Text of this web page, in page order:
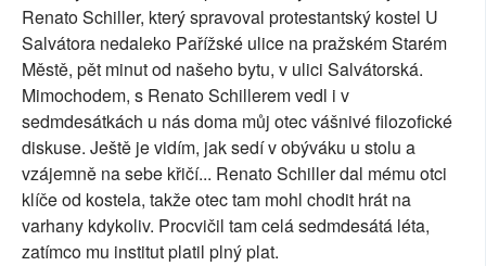
Renato Schiller, který spravoval protestantský kostel U
Salvátora nedaleko Pařížské ulice na pražském Starém
Městě, pět minut od našeho bytu, v ulici Salvátorská.
Mimochodem, s Renato Schillerem vedl i v
sedmdesátkách u nás doma můj otec vášnivé filozofické
diskuse. Ještě je vidím, jak sedí v obýváku u stolu a
vzájemně na sebe křičí... Renato Schiller dal mému otci
klíče od kostela, takže otec tam mohl chodit hrát na
varhany kdykoliv. Procvičil tam celá sedmdesátá léta,
zatímco mu institut platil plný plat.